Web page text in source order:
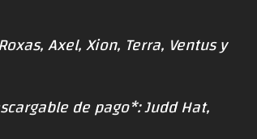
Axel, Xion, Terra, Ventus y
de pago*: Judd Hat,